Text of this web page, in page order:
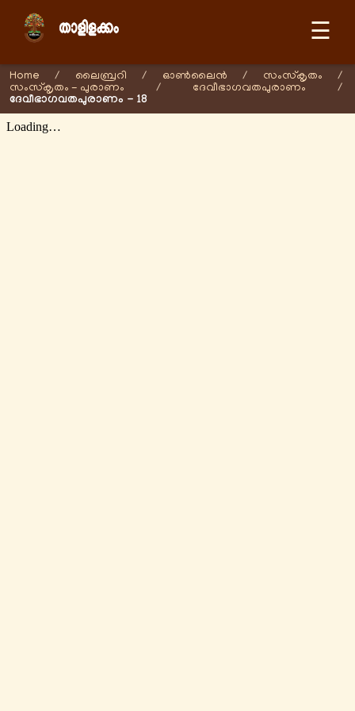
☰
Home / ലൈബ്രറി / ഓണ്‍ലൈന്‍ / സംസ്കൃതം
/
സംസ്കൃതം - പുരാണം
/ ദേവീഭാഗവതപുരാണം /
ദേവീഭാഗവതപുരാണം - 18